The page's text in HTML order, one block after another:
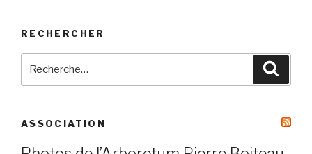
RECHERCHER
ASSOCIATION